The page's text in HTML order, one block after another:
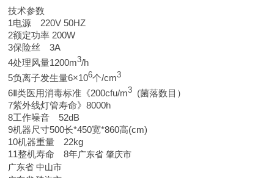
技术参数
1电源 220V 50HZ
2额定功率 200W
3保险丝 3A
4处理风量1200m3/h
5负离子发生量6×106个/cm3
6Ⅱ类医用消毒标准《200cfu/m3
(菌落数目）
7紫外线灯管寿命》8000h
8工作噪音 52dB
9机器尺寸500长*450宽*860高(cm)
10机器重量 22kg
11整机寿命 8年广东省 肇庆市
广东省 中山市